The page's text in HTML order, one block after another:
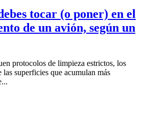
tocar (o poner) en el
de un avión, según un
protocolos de limpieza estrictos, los
las superficies que acumulan más